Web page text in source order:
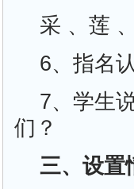
采 、莲
6、指名
7、学生
们？
三、设置